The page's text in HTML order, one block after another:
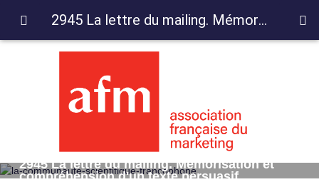
2945 La lettre du mailing. Mémorisation et
compréhension d'un texte persuasif
2945 La lettre du mailing. Mémorisation et compréhension d'un texte persuasif